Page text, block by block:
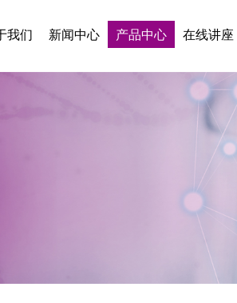
我们 新闻中心 产品中心 在线讲座